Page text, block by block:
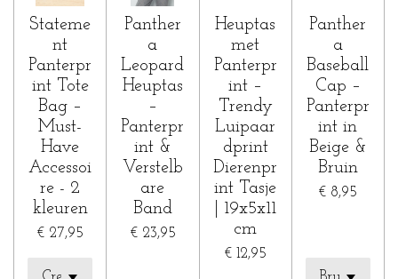
Stateme
nt
Panterpr
int Tote
Bag –
Must-
Have
Accessoi
re - 2
kleuren
€ 27,95
Panther
a
Leopard
Heuptas
–
Panterpr
int &
Verstelb
are
Band
€ 23,95
Heuptas
met
Panterpr
int –
Trendy
Luipaar
dprint
Dierenpr
int Tasje
| 19x5x11
cm
€ 12,95
Panther
a
Baseball
Cap –
Panterpr
int in
Beige &
Bruin
€ 8,95